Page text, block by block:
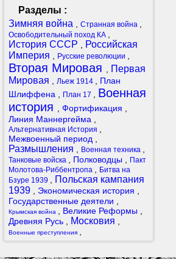
Разделы :
Зимняя война , Странная война ,
Освободительный поход КА ,
История СССР , Российская
Империя , Русские революции ,
Вторая Мировая , Первая
Мировая , Льеж 1914 , План
Шлиффена , План 17 , Военная
история , Фортификация ,
Линия Маннергейма ,
Альтернативная История ,
Межвоенный период ,
Размышления , Военная техника ,
Танковые войска , Полководцы , Пакт
Молотова-Риббентропа , Битва на
Бзуре 1939 , Польская кампания
1939 , Экономическая история ,
Государственные деятели ,
Крымская война , Великие Реформы ,
Древняя Русь , Московия ,
Военные преступления ,